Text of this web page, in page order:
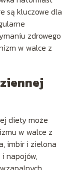
są kluczowe dla
zdrowego
w walce z
diety może
w walce z
imbir i zielona
napojów,